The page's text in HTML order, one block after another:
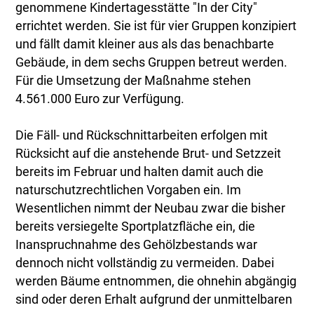
genommene Kindertagesstätte "In der City"
errichtet werden. Sie ist für vier Gruppen konzipiert
und fällt damit kleiner aus als das benachbarte
Gebäude, in dem sechs Gruppen betreut werden.
Für die Umsetzung der Maßnahme stehen
4.561.000 Euro zur Verfügung.
Die Fäll- und Rückschnittarbeiten erfolgen mit
Rücksicht auf die anstehende Brut- und Setzzeit
bereits im Februar und halten damit auch die
naturschutzrechtlichen Vorgaben ein. Im
Wesentlichen nimmt der Neubau zwar die bisher
bereits versiegelte Sportplatzfläche ein, die
Inanspruchnahme des Gehölzbestands war
dennoch nicht vollständig zu vermeiden. Dabei
werden Bäume entnommen, die ohnehin abgängig
sind oder deren Erhalt aufgrund der unmittelbaren